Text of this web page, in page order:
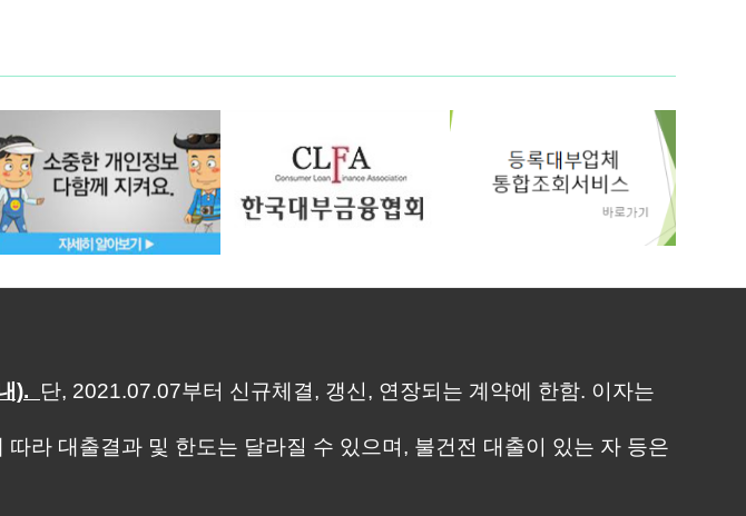
). 단, 2021.07.07부터 신규체결, 갱신, 연장되는 계약에 한함. 이자는
라 대출결과 및 한도는 달라질 수 있으며, 불건전 대출이 있는 자 등은